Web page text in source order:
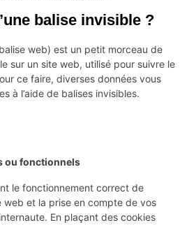
balise invisible ?
web) est un petit morceau de
sur un site web, utilisé pour suivre le
ce faire, diverses données vous
à l’aide de balises invisibles.
ou fonctionnels
le fonctionnement correct de
et la prise en compte de vos
En plaçant des cookies